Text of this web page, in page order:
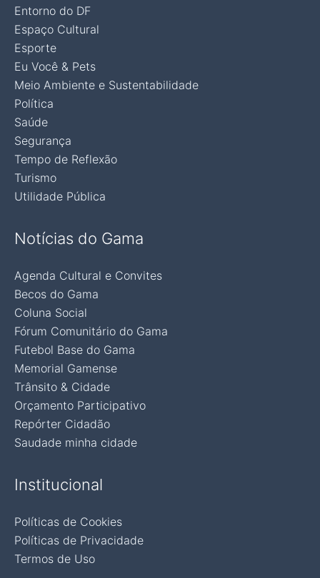
Entorno do DF
Espaço Cultural
Esporte
Eu Você & Pets
Meio Ambiente e Sustentabilidade
Política
Saúde
Segurança
Tempo de Reflexão
Turismo
Utilidade Pública
Notícias do Gama
Agenda Cultural e Convites
Becos do Gama
Coluna Social
Fórum Comunitário do Gama
Futebol Base do Gama
Memorial Gamense
Trânsito & Cidade
Orçamento Participativo
Repórter Cidadão
Saudade minha cidade
Institucional
Políticas de Cookies
Políticas de Privacidade
Termos de Uso